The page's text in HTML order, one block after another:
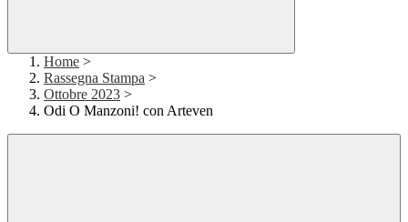
Home >
Rassegna Stampa >
Ottobre 2023 >
Odi O Manzoni! con Arteven